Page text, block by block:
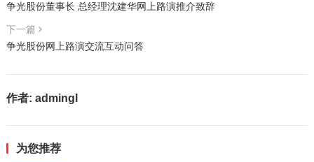
争光股份董事长 总经理沈建华网上路演推介致辞
下一篇
争光股份网上路演交流互动问答
作者: admingl
为您推荐